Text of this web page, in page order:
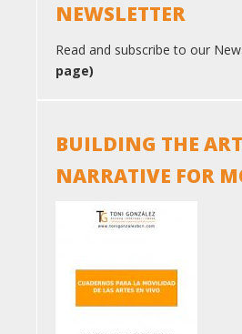
NEWSLETTER
Read and subscribe to our
page)
BUILDING THE
NARRATIVE FOR